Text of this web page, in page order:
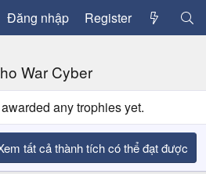
Đăng nhập Register
War Cyber
any trophies yet.
tất cả thành tích có thể đạt được